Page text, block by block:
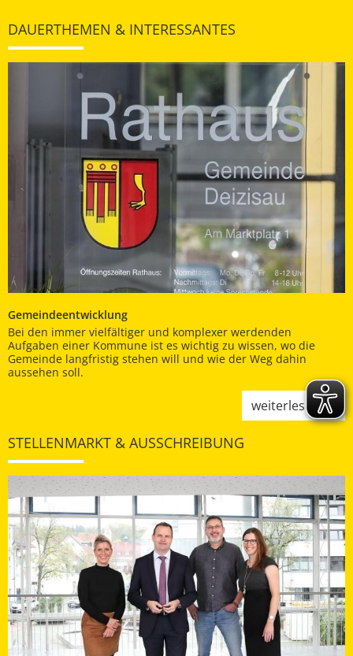
DAUERTHEMEN & INTERESSANTES
Gemeindeentwicklung
Bei den immer vielfältiger und komplexer werdenden
Aufgaben einer Kommune ist es wichtig zu wissen, wo die
Gemeinde langfristig stehen will und wie der Weg dahin
aussehen soll.
weiterlesen
STELLENMARKT & AUSSCHREIBUNG